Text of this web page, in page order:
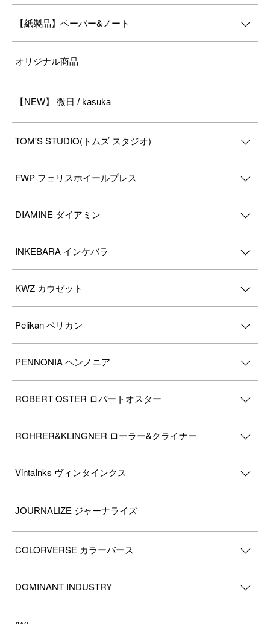
【紙製品】ペーパー&ノート
オリジナル商品
【NEW】 微日 / kasuka
TOM'S STUDIO(トムズ スタジオ)
FWP フェリスホイールプレス
DIAMINE ダイアミン
INKEBARA インケバラ
KWZ カウゼット
Pelikan ペリカン
PENNONIA ペンノニア
ROBERT OSTER ロバートオスター
ROHRER&KLINGNER ローラー&クライナー
VintaInks ヴィンタインクス
JOURNALIZE ジャーナライズ
COLORVERSE カラーバース
DOMINANT INDUSTRY